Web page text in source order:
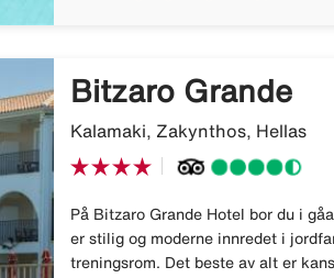
Bitzaro Grande
Kalamaki, Zakynthos, Hellas
På Bitzaro Grande Hotel bor du i
er stilig og moderne innredet i
treningsrom. Det beste av alt er